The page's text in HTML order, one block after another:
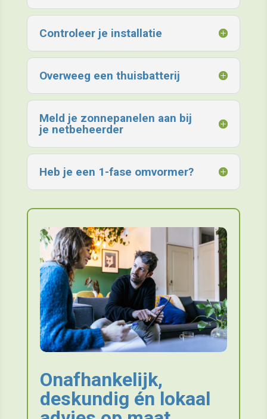
Controleer je installatie
Overweeg een thuisbatterij
Meld je zonnepanelen aan bij
je netbeheerder
Heb je een 1-fase omvormer?
Onafhankelijk,
deskundig én lokaal